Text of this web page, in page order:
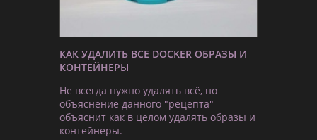
КАК УДАЛИТЬ ВСЕ DOCKER ОБРАЗЫ И
КОНТЕЙНЕРЫ
Не всегда нужно удалять всё, но
объяснение данного "рецепта"
объяснит как в целом удалять образы и
контейнеры.